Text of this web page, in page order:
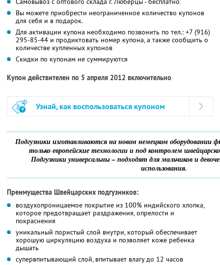
Вы можете приобрести неограниченное количество купонов
для себя и в подарок.
Для активации купона необходимо позвонить по тел.: +7 (916)
295-85-44 и продиктовать номер купона, а также сообщить о
количестве купленных купонов
Скидки по купонам не суммируются
Купон действителен по 5 апреля 2012 включительно
Узнай, как воспользоваться купоном
Подгузники изготавливаются на новом немецком оборудовании
только европейские технологии и под контролем
Подгузники универсальны – подходят для мальчиков и
использования.
Преимущества Швейцарских подгузников:
воздухопроницаемое покрытие из 100% индийского хлопка,
которое предотвращает раздражения, опрелости и
покраснения
уникальный пористый слой внутри, который обеспечивает
хорошую циркуляцию воздуха и позволяет коже ребенка
дышать
cупервпитывающий слой, впитывает влагу до 12 часов